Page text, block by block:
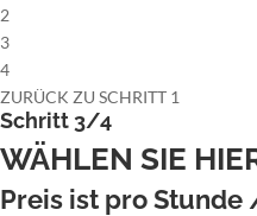
2
3
4
ZURÜCK ZU SCHRITT 1
Schritt 3/4
WÄHLEN SIE
Preis ist pro Stunde